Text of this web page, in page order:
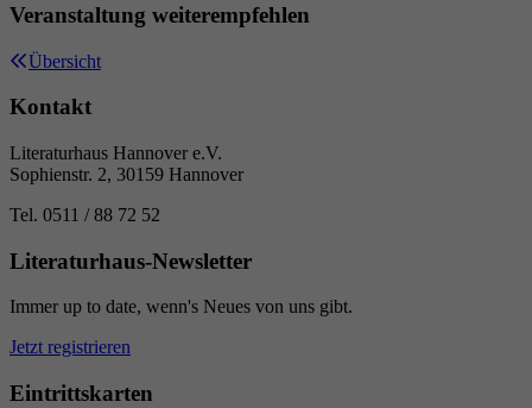
Veranstaltung weiterempfehlen
Übersicht
Kontakt
Literaturhaus Hannover e.V.
Sophienstr. 2, 30159 Hannover
Tel. 0511 / 88 72 52
Literaturhaus-Newsletter
Immer up to date, wenn's Neues von uns gibt.
Jetzt registrieren
Eintrittskarten
Benutzer zu speichern, z. B. die eindeutige
Kurzzeitiger Cookie, der verwendet wird, um